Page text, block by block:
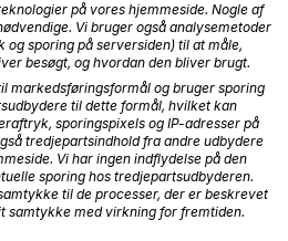
af et tre års retreat.
har isoleret sig i en skurvogn
hver eneste dag. Formålet med
beskriver endvidere
på vores hjemmeside. Nogle af
Vi bruger også analysemetoder
sporing på serversiden) til at måle,
besøgt, og hvordan den bliver brugt.
markedsføringsformål og bruger sporing
til dette formål, hvilket kan
sporingspixels og IP-adresser på
tredjepartsindhold fra andre udbydere
Vi har ingen indflydelse på den
sporing hos tredjepartsudbyderen.
til de processer, der er beskrevet
samtykke med virkning for fremtiden.